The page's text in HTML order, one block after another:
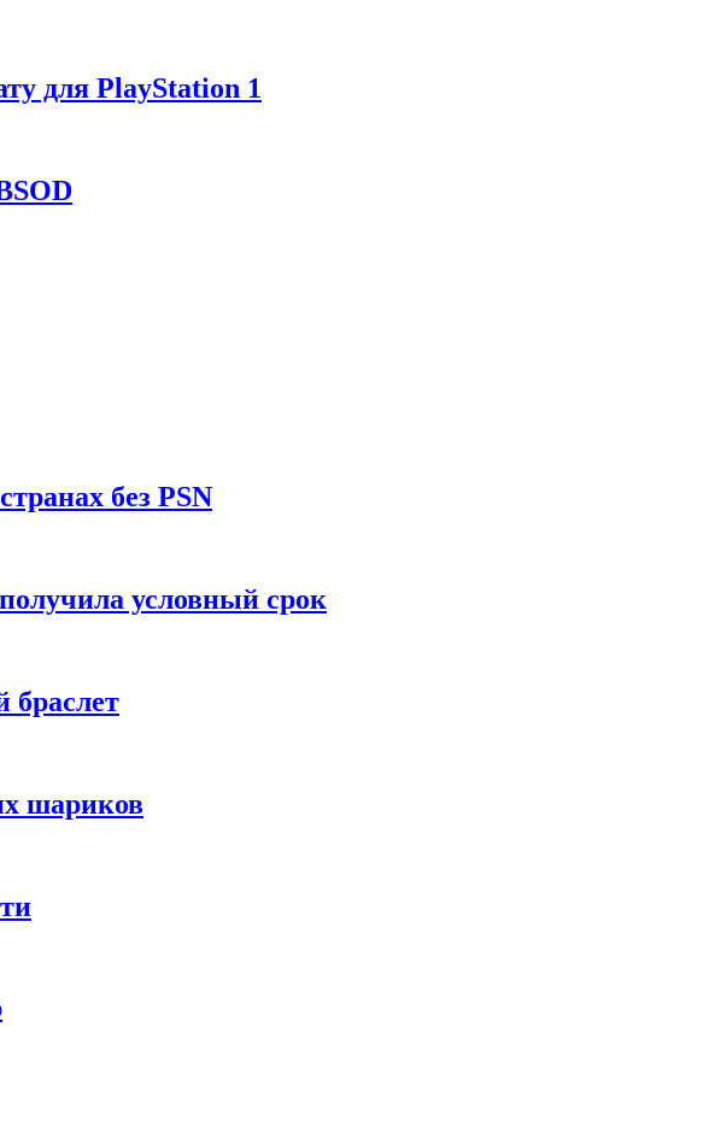
для PlayStation 1
без PSN
условный срок
браслет
шариков